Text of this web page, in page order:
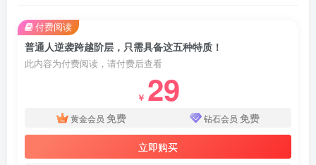
普通人逆袭跨越阶层，只需具备这五种特质！
此内容为付费阅读，请付费后查看
￥ 29
黄金会员 免费 钻石会员 免费
立即购买
付费阅读